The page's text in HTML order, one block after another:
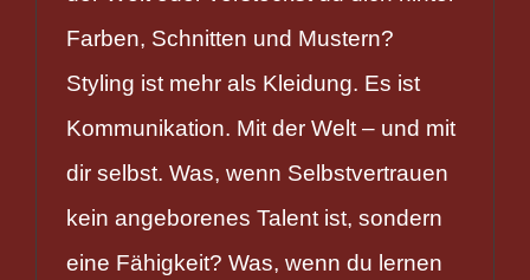
Farben, Schnitten und Mustern?
Styling ist mehr als Kleidung. Es ist
Kommunikation. Mit der Welt – und mit
dir selbst. Was, wenn Selbstvertrauen
kein angeborenes Talent ist, sondern
eine Fähigkeit? Was, wenn du lernen